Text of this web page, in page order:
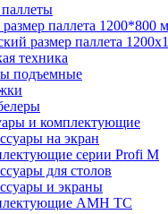
паллета 1200*800
размер паллета
техника
подъемные
и комплектующие
на экран
серии Profi M
для столов
и экраны
AMH TC